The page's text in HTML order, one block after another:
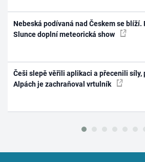
Nebeská podívaná nad Českem se
Slunce doplní meteorická show
Češi slepě věřili aplikaci a přecenili síly,
Alpách je zachraňoval vrtulník